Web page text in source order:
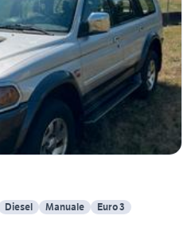
Diesel Manuale Euro 3